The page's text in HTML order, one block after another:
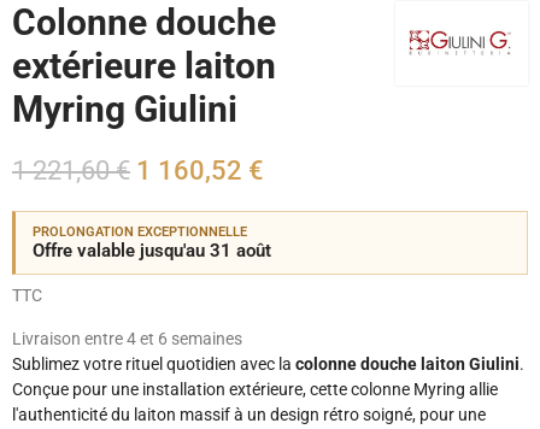
Colonne douche
extérieure laiton
Myring Giulini
1 221,60 € 1 160,52 €
PROLONGATION EXCEPTIONNELLE
Offre valable jusqu'au 31 août
TTC
Livraison entre 4 et 6 semaines
Sublimez votre rituel quotidien avec la colonne douche laiton Giulini.
Conçue pour une installation extérieure, cette colonne Myring allie
l'authenticité du laiton massif à un design rétro soigné, pour une